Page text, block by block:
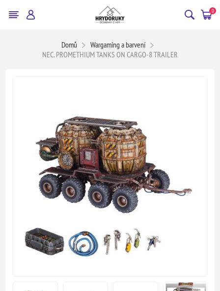
0
Domů
Wargaming a barvení
NEC. PROMETHIUM TANKS ON CARGO-8 TRAILER